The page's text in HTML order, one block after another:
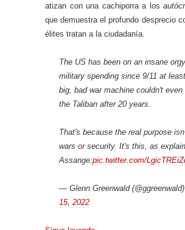
atizan con una cachiporra a los
que demuestra el profundo desprecio
élites tratan a la ciudadanía.
The US has been on an insane
military spending since 9/11 at
big, bad war machine couldn't even
the Taliban after 20 years.
That's because the real purpose
wars or security. It's this, as
Assange:pic.twitter.com/
— Glenn Greenwald (@ggreenwald)
15, 2022